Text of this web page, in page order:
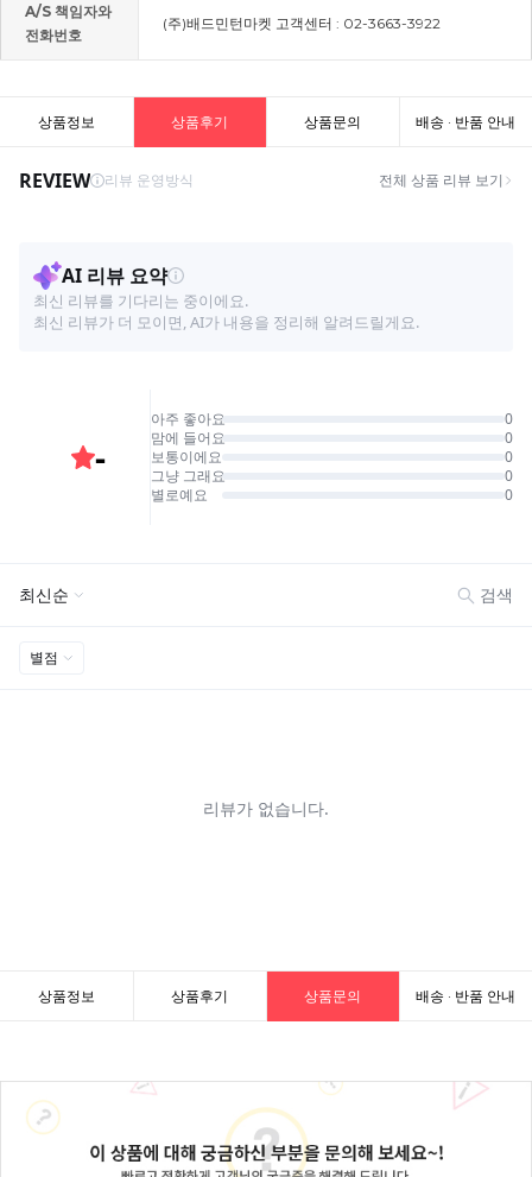
A/S 책임자와
전화번호
(주)배드민턴마켓 고객센터 : 02-3663-3922
상품정보 상품후기 상품문의 배송 · 반품 안내
상품정보 상품후기 상품문의 배송 · 반품 안내